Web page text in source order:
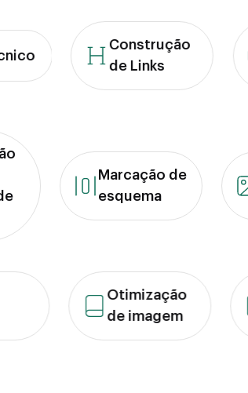
Construção
de Links
Marcação de
esquema
Otimização
de imagem